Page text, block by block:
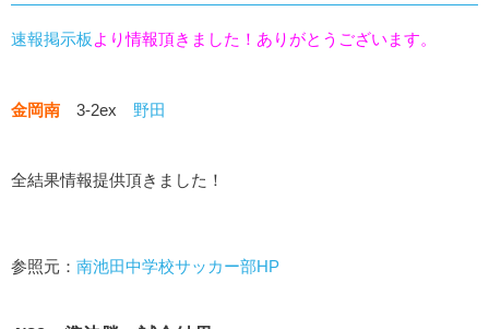
速報掲示板 より情報頂きました！ありがとうございます。
金岡南 3-2ex 野田
全結果情報提供頂きました！
参照元： 南池田中学校サッカー部HP